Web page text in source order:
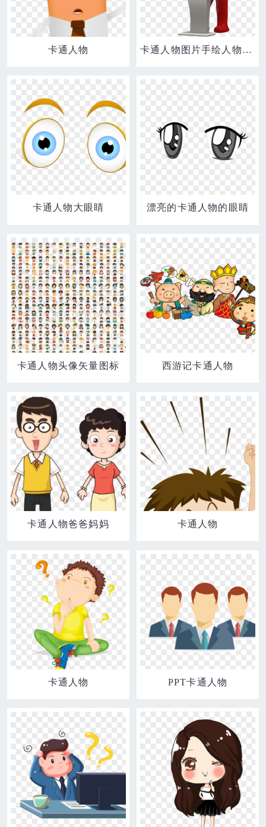
卡通人物 卡通人物图片手绘人物图片 演讲的3D立体小人
卡通人物大眼睛 漂亮的卡通人物的眼睛
卡通人物头像矢量图标 西游记卡通人物
卡通人物爸爸妈妈 卡通人物
卡通人物 PPT卡通人物